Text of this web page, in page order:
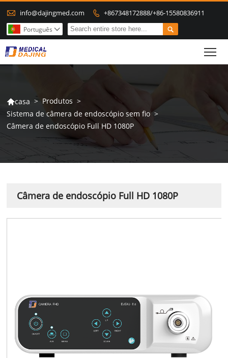
 info@dajingmed.com  +867348172888/+86-15580836911

Português 
casa > Produtos >
Sistema de câmera de endoscópio sem fio >
Câmera de endoscópio Full HD 1080P
Câmera de endoscópio Full HD 1080P